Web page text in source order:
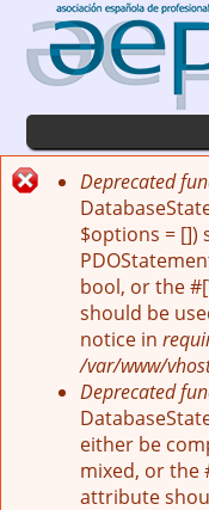
Pasar al contenido
Mensaje de
Deprecated
$options = [])
bool, or the
should be
notice in
/var/www/
Deprecated
either be
mixed, or the
attribute